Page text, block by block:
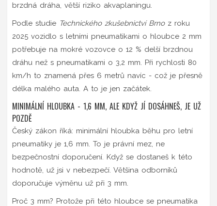
brzdná dráha, větší riziko akvaplaningu.
Podle studie Technického zkušebnictví Brnoz roku
2025 vozidlo s letními pneumatikami o hloubce 2 mm
potřebuje na mokré vozovce o 12 % delší brzdnou
dráhu než s pneumatikami o 3,2 mm. Při rychlosti 80
km/h to znamená přes 6 metrů navíc - což je přesně
délka malého auta. A to je jen začátek.
MINIMÁLNÍ HLOUBKA - 1,6 MM, ALE KDYŽ JÍ DOSÁHNEŠ, JE UŽ
POZDĚ
Český zákon říká: minimální hloubka běhu pro letní
pneumatiky je 1,6 mm. To je právní mez, ne
bezpečnostní doporučení. Když se dostaneš k této
hodnotě, už jsi v nebezpečí. Většina odborníků
doporučuje výměnu už při 3 mm.
Proč 3 mm? Protože při této hloubce se pneumatika